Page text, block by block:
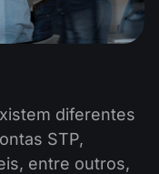
diferentes
STP,
entre outros,